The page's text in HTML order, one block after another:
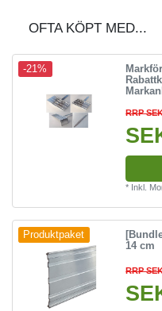
OFTA KÖPT MED...
-21%
RRP
* Inkl.
Produktpaket
14 cm
RRP